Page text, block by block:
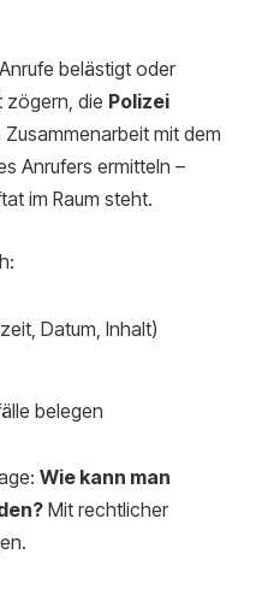
belästigt oder
zögern, die Polizei
Zusammenarbeit mit dem
Anrufers ermitteln –
im Raum steht.
Datum, Inhalt)
belegen
Wie kann man
Mit rechtlicher